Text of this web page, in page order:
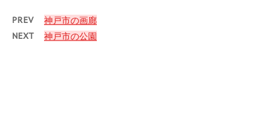
PREV 神戸市の画廊
NEXT 神戸市の公園